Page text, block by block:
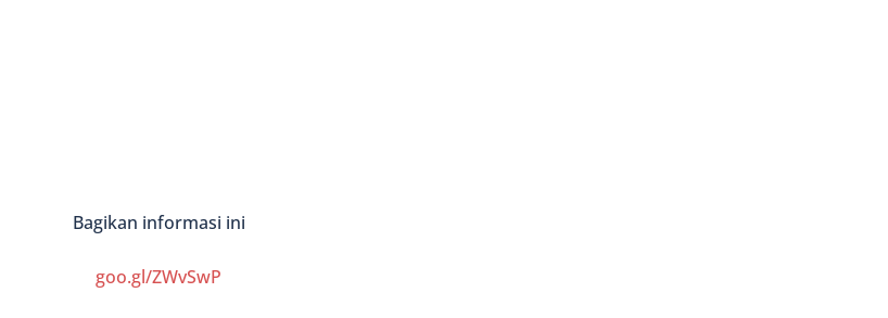
Bagikan informasi ini
goo.gl/ZWvSwP